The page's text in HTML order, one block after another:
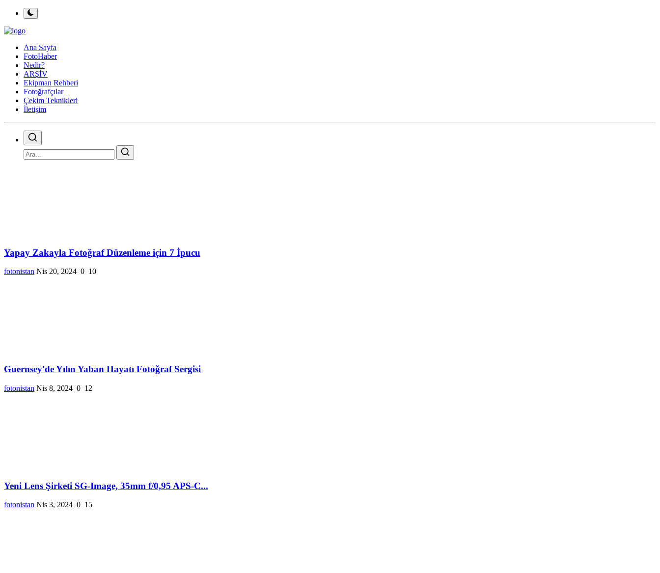
Ana Sayfa
FotoHaber
Nedir?
ARŞİV
Ekipman Rehberi
Fotoğrafçılar
Çekim Teknikleri
İletişim
Yapay Zakayla Fotoğraf Düzenleme için 7 İpucu
fotonistan Nis 20, 2024 0 10
Guernsey'de Yılın Yaban Hayatı Fotoğraf Sergisi
fotonistan Nis 8, 2024 0 12
Yeni Lens Şirketi SG-Image, 35mm f/0,95 APS-C...
fotonistan Nis 3, 2024 0 15